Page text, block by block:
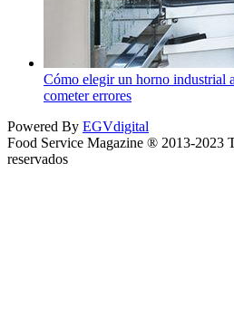
Cómo elegir un horno industrial
cometer errores
Powered By EGVdigital
Food Service Magazine ® 2013-2023
reservados